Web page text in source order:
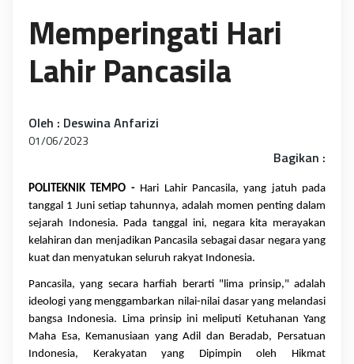
Memperingati Hari
Lahir Pancasila
Oleh : Deswina Anfarizi
01/06/2023
Bagikan :
POLITEKNIK TEMPO - Hari Lahir Pancasila, yang jatuh pada
tanggal 1 Juni setiap tahunnya, adalah momen penting dalam
sejarah Indonesia. Pada tanggal ini, negara kita merayakan
kelahiran dan menjadikan Pancasila sebagai dasar negara yang
kuat dan menyatukan seluruh rakyat Indonesia.
Pancasila, yang secara harfiah berarti "lima prinsip," adalah
ideologi yang menggambarkan nilai-nilai dasar yang melandasi
bangsa Indonesia. Lima prinsip ini meliputi Ketuhanan Yang
Maha Esa, Kemanusiaan yang Adil dan Beradab, Persatuan
Indonesia, Kerakyatan yang Dipimpin oleh Hikmat